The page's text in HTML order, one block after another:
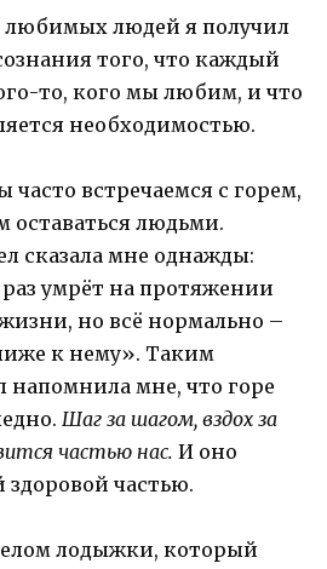
любимых людей я получил
того, что каждый
то, кого мы любим, и что
необходимостью.
встречаемся с горем,
оставаться людьми.
сказала мне однажды:
умрёт на протяжении
но всё нормально –
к нему». Таким
напомнила мне, что горе
Шаг за шагом, вздох за
частью нас. И оно
частью.
лодыжки, который